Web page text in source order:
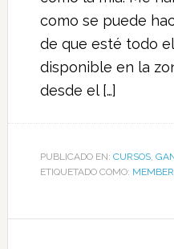
como se puede
de que esté todo
disponible en la
desde el […]
PUBLICADO EN: CURSOS,
ETIQUETADO COMO: